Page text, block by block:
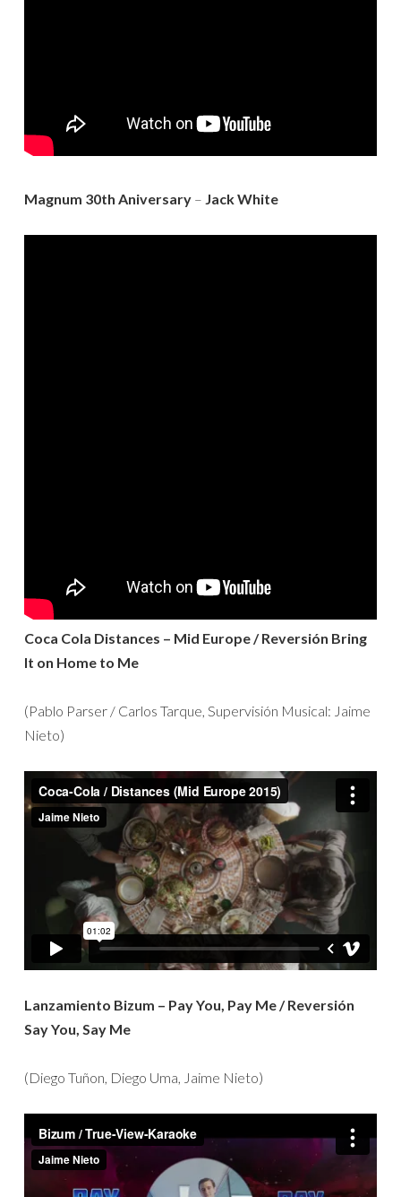
Magnum 30th Aniversary – Jack White
Coca Cola Distances – Mid Europe / Reversión Bring
It on Home to Me
(Pablo Parser / Carlos Tarque, Supervisión Musical: Jaime
Nieto)
Lanzamiento Bizum – Pay You, Pay Me / Reversión
Say You, Say Me
(Diego Tuñon, Diego Uma, Jaime Nieto)